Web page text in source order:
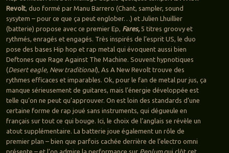
Revolt, duo formé par Manu Barrero (Chant, sampler, sound
sysytem – pour ce que ça peut englober…) et Julien Lhuillier
(batterie) propose avec ce premier Ep, Fares, 5 titres groovy et
rythmés, enragés et engagés. Très inspirés de l’esprit US, le duo
pose des bases Hip hop et rap metal qui évoquent aussi bien
Deftones que Rage Against The Machine. Souvent hypnotiques
(Desert eagle, New traditional), As A New Revolt trouve des
rythmes efficaces et imparables. Ok, pour le fan de metal pur jus, ça
manque sérieusement de guitares, mais l’énergie développée est
telle qu’on ne peut qu’approuver. On est loin des standards d’une
certaine forme de rap joué sans instruments, qui dégueule en
français sur tout ce qui bouge. Ici, le choix de l’anglais se révèle un
atout supplémentaire. La batterie joue également un rôle de
premier plan – bien que parfois cachée derrière de l’electro omni
présente – et l’on admire la performance sur Peplumqui clôt cet